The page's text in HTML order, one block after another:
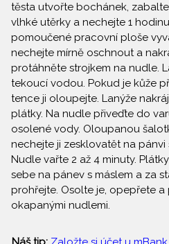
těsta utvořte bochánek,
vlhké utěrky a nechejte 1
pomoučené pracovní ploše
nechejte mírně oschnout a
protáhněte strojkem na nudle.
tekoucí vodou. Pokud je kůže
tence ji oloupejte. Lanýže
plátky. Na nudle přiveďte do
osolené vody. Oloupanou
nechejte ji zesklovatět na pánvi
Nudle vařte 2 až 4 minuty.
sebe na pánev s máslem a za
prohřejte. Osolte je, opepřete a
okapanými nudlemi.